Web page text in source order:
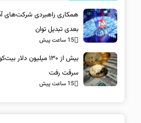
همکاری راهبردی شرکت‌های
بعدی تبدیل توان
15 ساعت پیش
بیش از ۱۳۰ میلیون
سرقت رفت
15 ساعت پیش